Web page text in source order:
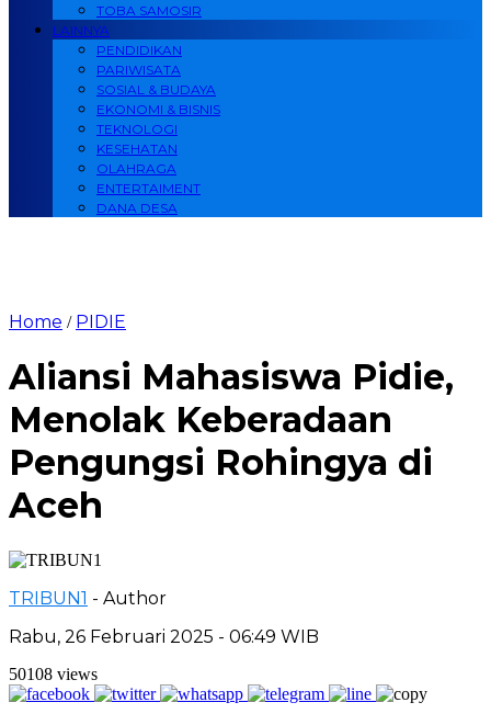
TOBA SAMOSIR
LAINNYA
PENDIDIKAN
PARIWISATA
SOSIAL & BUDAYA
EKONOMI & BISNIS
TEKNOLOGI
KESEHATAN
OLAHRAGA
ENTERTAIMENT
DANA DESA
Home / PIDIE
Aliansi Mahasiswa Pidie,
Menolak Keberadaan
Pengungsi Rohingya di
Aceh
TRIBUN1 - Author
Rabu, 26 Februari 2025 - 06:49 WIB
50108 views